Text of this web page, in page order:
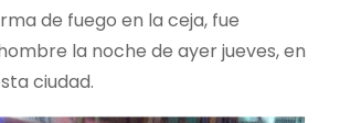
de fuego en la ceja, fue
la noche de ayer jueves, en
ciudad.